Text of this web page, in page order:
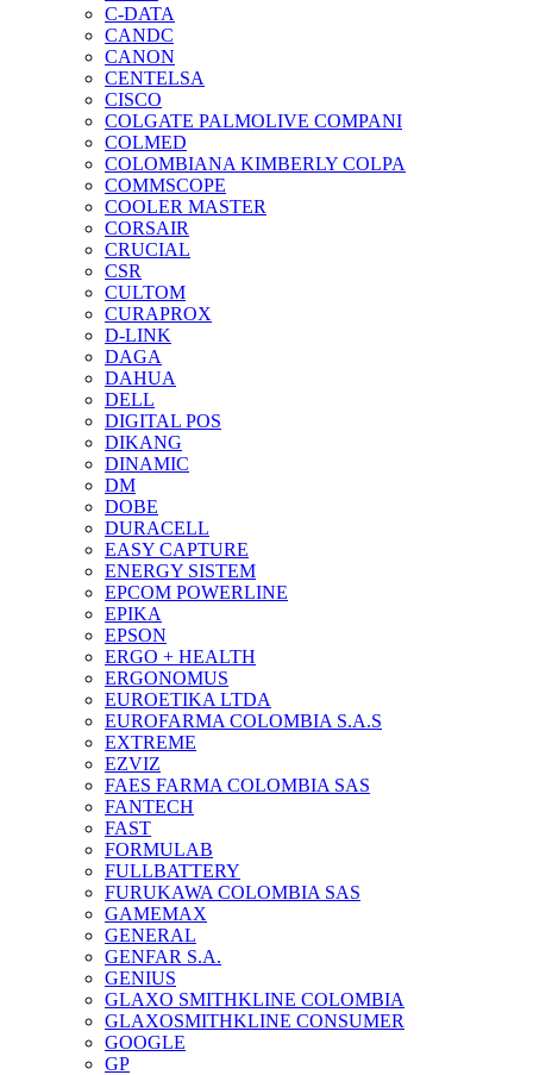
C-DATA
CANDC
CANON
CENTELSA
CISCO
COLGATE PALMOLIVE COMPANI
COLMED
COLOMBIANA KIMBERLY COLPA
COMMSCOPE
COOLER MASTER
CORSAIR
CRUCIAL
CSR
CULTOM
CURAPROX
D-LINK
DAGA
DAHUA
DELL
DIGITAL POS
DIKANG
DINAMIC
DM
DOBE
DURACELL
EASY CAPTURE
ENERGY SISTEM
EPCOM POWERLINE
EPIKA
EPSON
ERGO + HEALTH
ERGONOMUS
EUROETIKA LTDA
EUROFARMA COLOMBIA S.A.S
EXTREME
EZVIZ
FAES FARMA COLOMBIA SAS
FANTECH
FAST
FORMULAB
FULLBATTERY
FURUKAWA COLOMBIA SAS
GAMEMAX
GENERAL
GENFAR S.A.
GENIUS
GLAXO SMITHKLINE COLOMBIA
GLAXOSMITHKLINE CONSUMER
GOOGLE
GP